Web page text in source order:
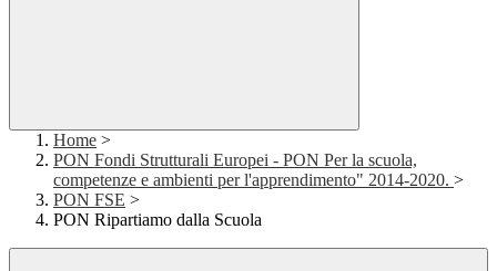
Home >
PON Fondi Strutturali Europei - PON Per la scuola,
competenze e ambienti per l'apprendimento" 2014-2020. >
PON FSE >
PON Ripartiamo dalla Scuola